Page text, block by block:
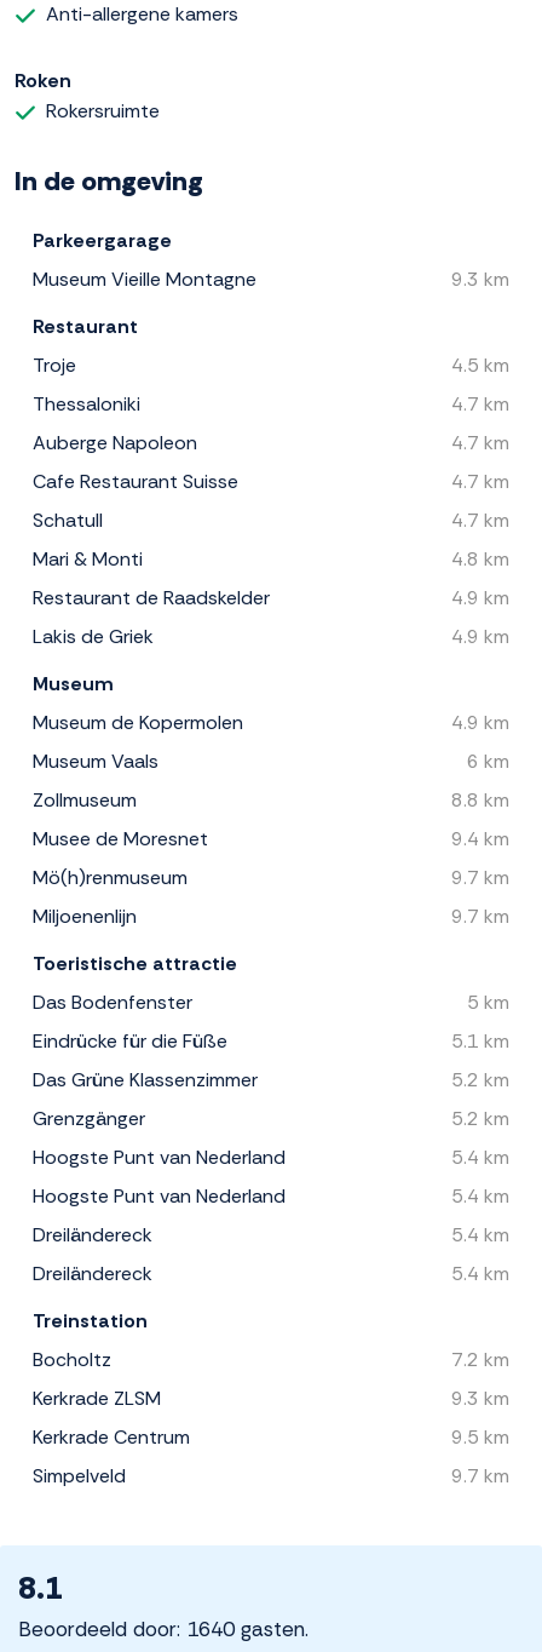
Anti-allergene kamers
Roken
Rokersruimte
In de omgeving
Parkeergarage
Museum Vieille Montagne
9.3 km
Restaurant
Troje
4.5 km
Thessaloniki
4.7 km
Auberge Napoleon
4.7 km
Cafe Restaurant Suisse
4.7 km
Schatull
4.7 km
Mari & Monti
4.8 km
Restaurant de Raadskelder
4.9 km
Lakis de Griek
4.9 km
Museum
Museum de Kopermolen
4.9 km
Museum Vaals
6 km
Zollmuseum
8.8 km
Musee de Moresnet
9.4 km
Mö(h)renmuseum
9.7 km
Miljoenenlijn
9.7 km
Toeristische attractie
Das Bodenfenster
5 km
Eindrücke für die Füße
5.1 km
Das Grüne Klassenzimmer
5.2 km
Grenzgänger
5.2 km
Hoogste Punt van Nederland
5.4 km
Hoogste Punt van Nederland
5.4 km
Dreiländereck
5.4 km
Dreiländereck
5.4 km
Treinstation
Bocholtz
7.2 km
Kerkrade ZLSM
9.3 km
Kerkrade Centrum
9.5 km
Simpelveld
9.7 km
8.1
Beoordeeld door: 1640 gasten.